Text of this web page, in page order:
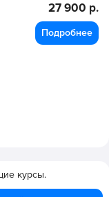
27 900 р.
Подробнее
курсы.